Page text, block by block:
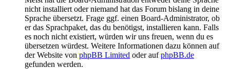
nicht installiert oder niemand hat das Forum bislang in deine
Sprache übersetzt. Frage ggf. einen Board-Administrator, ob
er das Sprachpaket, das du benötigst, installieren kann. Falls
es noch nicht existiert, würden wir uns freuen, wenn du es
übersetzen würdest. Weitere Informationen dazu können auf
der Website von phpBB Limited oder aufphpBB.de
gefunden werden.